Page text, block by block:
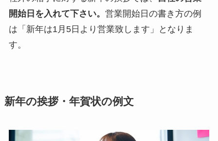
開始日を入れて下さい。 営業開始日の書き方の例
は「新年は1月5日より営業致します」となりま
す。
新年の挨拶・年賀状の例文